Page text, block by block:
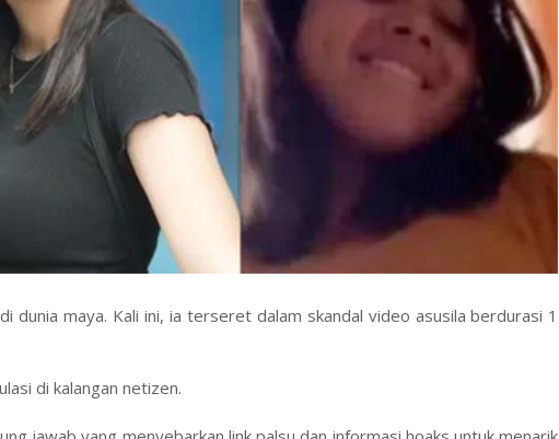
dunia maya. Kali ini, ia terseret dalam skandal video asusila berdurasi 1
di kalangan netizen.